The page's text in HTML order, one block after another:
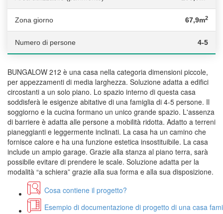
Zona giorno 67,9m2
Numero di persone 4-5
BUNGALOW 212 è una casa nella categoria dimensioni piccole,
per appezzamenti di media larghezza. Soluzione adatta a edifici
circostanti a un solo piano. Lo spazio interno di questa casa
soddisferà le esigenze abitative di una famiglia di 4-5 persone. Il
soggiorno e la cucina formano un unico grande spazio. L'assenza
di barriere è adatta alle persone a mobilità ridotta. Adatto a terreni
pianeggianti e leggermente inclinati. La casa ha un camino che
fornisce calore e ha una funzione estetica insostituibile. La casa
include un ampio garage. Grazie alla stanza al piano terra, sarà
possibile evitare di prendere le scale. Soluzione adatta per la
modalità “a schiera” grazie alla sua forma e alla sua disposizione.
Cosa contiene il progetto?
Esempio di documentazione di progetto di una casa